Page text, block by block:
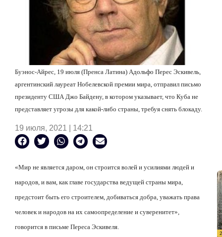
Буэнос-Айрес, 19 июля (Пренса Латина) Адольфо Перес Эскивель,
аргентинский лауреат Нобелевской премии мира, отправил письмо
президенту США Джо Байдену, в котором указывает, что Куба не
представляет угрозы для какой-либо страны, требуя снять блокаду.
19 июля, 2021 | 14:21
«Мир не является даром, он строится волей и усилиями людей и
народов, и вам, как главе государства ведущей страны мира,
предстоит быть его строителем, добиваться добра, уважать права
человек и народов на их самоопределение и суверенитет»,
говорится в письме Переса Эскивеля.